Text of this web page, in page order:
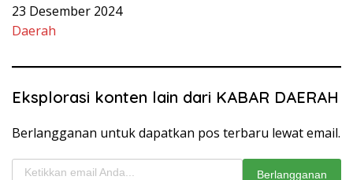
Ketikkan email Anda...
Bupati Pohuwato PGP Program Makan Baik